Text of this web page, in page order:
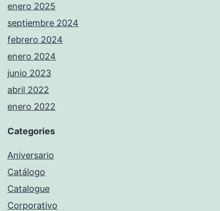
enero 2025
septiembre 2024
febrero 2024
enero 2024
junio 2023
abril 2022
enero 2022
Categories
Aniversario
Catálogo
Catalogue
Corporativo